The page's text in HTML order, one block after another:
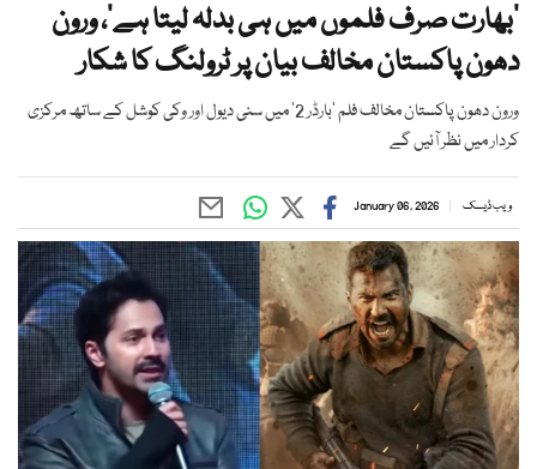
’بھارت صرف فلموں میں ہی بدلہ لیتا ہے‘، ورون
دھون پاکستان مخالف بیان پر ٹرولنگ کا شکار
ورون دھون پاکستان مخالف فلم ’بارڈر 2‘ میں سنی دیول اور وکی کوشل کے ساتھ مرکزی
کردار میں نظر آئیں گے
ویب ڈیسک January 06, 2026